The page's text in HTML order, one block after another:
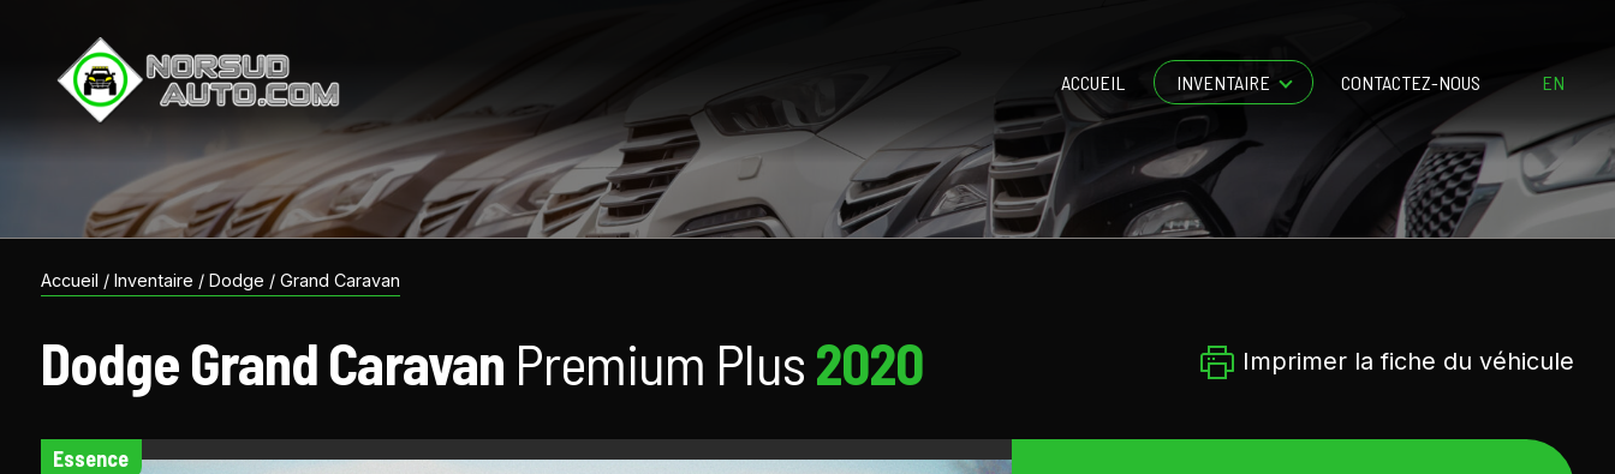
ACCUEIL INVENTAIRE CONTACTEZ-NOUS EN
Accueil / Inventaire / Dodge / Grand Caravan
DodgeGrand Caravan Premium Plus2020 Imprimer la fiche du véhicule
essence